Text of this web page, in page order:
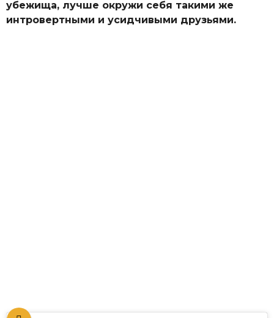
убежища, лучше окружи себя такими же
интровертными и усидчивыми друзьями.